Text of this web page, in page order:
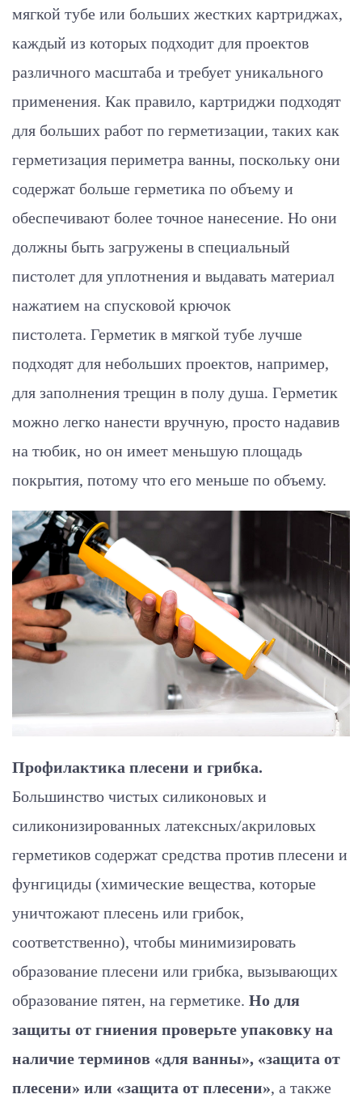
мягкой тубе или больших жестких картриджах,
каждый из которых подходит для проектов
различного масштаба и требует уникального
применения. Как правило, картриджи подходят
для больших работ по герметизации, таких как
герметизация периметра ванны, поскольку они
содержат больше герметика по объему и
обеспечивают более точное нанесение. Но они
должны быть загружены в специальный
пистолет для уплотнения и выдавать материал
нажатием на спусковой крючок
пистолета. Герметик в мягкой тубе лучше
подходят для небольших проектов, например,
для заполнения трещин в полу душа. Герметик
можно легко нанести вручную, просто надавив
на тюбик, но он имеет меньшую площадь
покрытия, потому что его меньше по объему.
Профилактика плесени и грибка.
Большинство чистых силиконовых и
силиконизированных латексных/акриловых
герметиков содержат средства против плесени и
фунгициды (химические вещества, которые
уничтожают плесень или грибок,
соответственно), чтобы минимизировать
образование плесени или грибка, вызывающих
образование пятен, на герметике. Но для
защиты от гниения проверьте упаковку на
наличие терминов «для ванны», «защита от
плесени» или «защита от плесени», а также